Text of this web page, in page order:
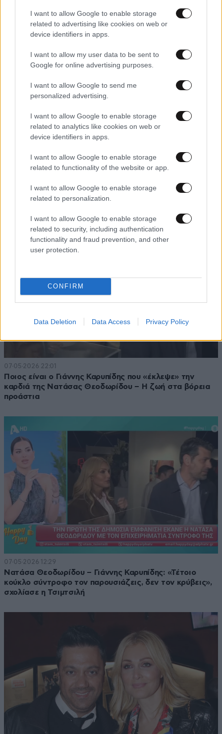
I want to allow Google to enable storage
related to advertising like cookies on web or
device identifiers in apps.
I want to allow my user data to be sent to
Google for online advertising purposes.
I want to allow Google to send me
personalized advertising.
I want to allow Google to enable storage
related to analytics like cookies on web or
device identifiers in apps.
I want to allow Google to enable storage
related to functionality of the website or app.
I want to allow Google to enable storage
related to personalization.
I want to allow Google to enable storage
related to security, including authentication
functionality and fraud prevention, and other
user protection.
CONFIRM
Data Deletion Data Access Privacy Policy
17·05·2026 18:12
υπάρχουν επιτροπές, εγώ θέλω να ψηφίζει μόνο ο
κόσμος»
07·05·2026 22:01
Ποιος είναι ο Γιάννης Καρυπίδης που «έκλεψε» την
καρδιά της Νατάσας Θεοδωρίδου – Η ζωή στα βόρεια
προάστια
07·05·2026 12:29
Νατάσα Θεοδωρίδου – Γιάννης Καρυπίδης: «Τέτοιο
κούκλο σύντροφο τον παρουσιάζεις, δεν τον κρύβεις»,
σχολίασε η Τσιμτσιλή